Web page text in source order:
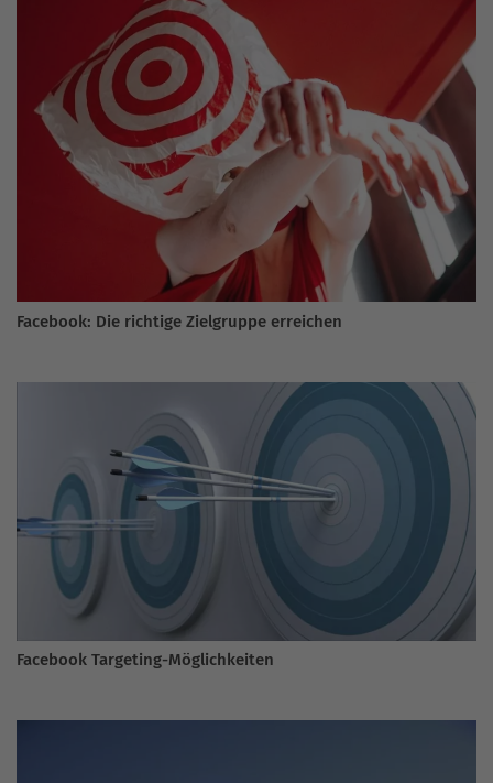
Facebook: Die richtige Zielgruppe erreichen
Facebook Targeting-Möglichkeiten